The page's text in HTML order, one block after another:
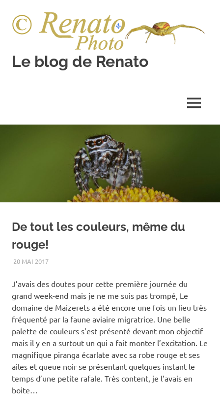
content
Le blog de Renato
MENU
De tout les couleurs, même du
rouge!
20 MAI 2017RENATO
ÉTÉ
J’avais des doutes pour cette première journée du
grand week-end mais je ne me suis pas trompé, Le
domaine de Maizerets a été encore une fois un lieu très
fréquenté par la faune aviaire migratrice. Une belle
palette de couleurs s’est présenté devant mon objectif
mais il y en a surtout un qui a fait monter l’excitation. Le
magnifique piranga écarlate avec sa robe rouge et ses
ailes et queue noir se présentant quelques instant le
temps d’une petite rafale. Très content, je l’avais en
boite…